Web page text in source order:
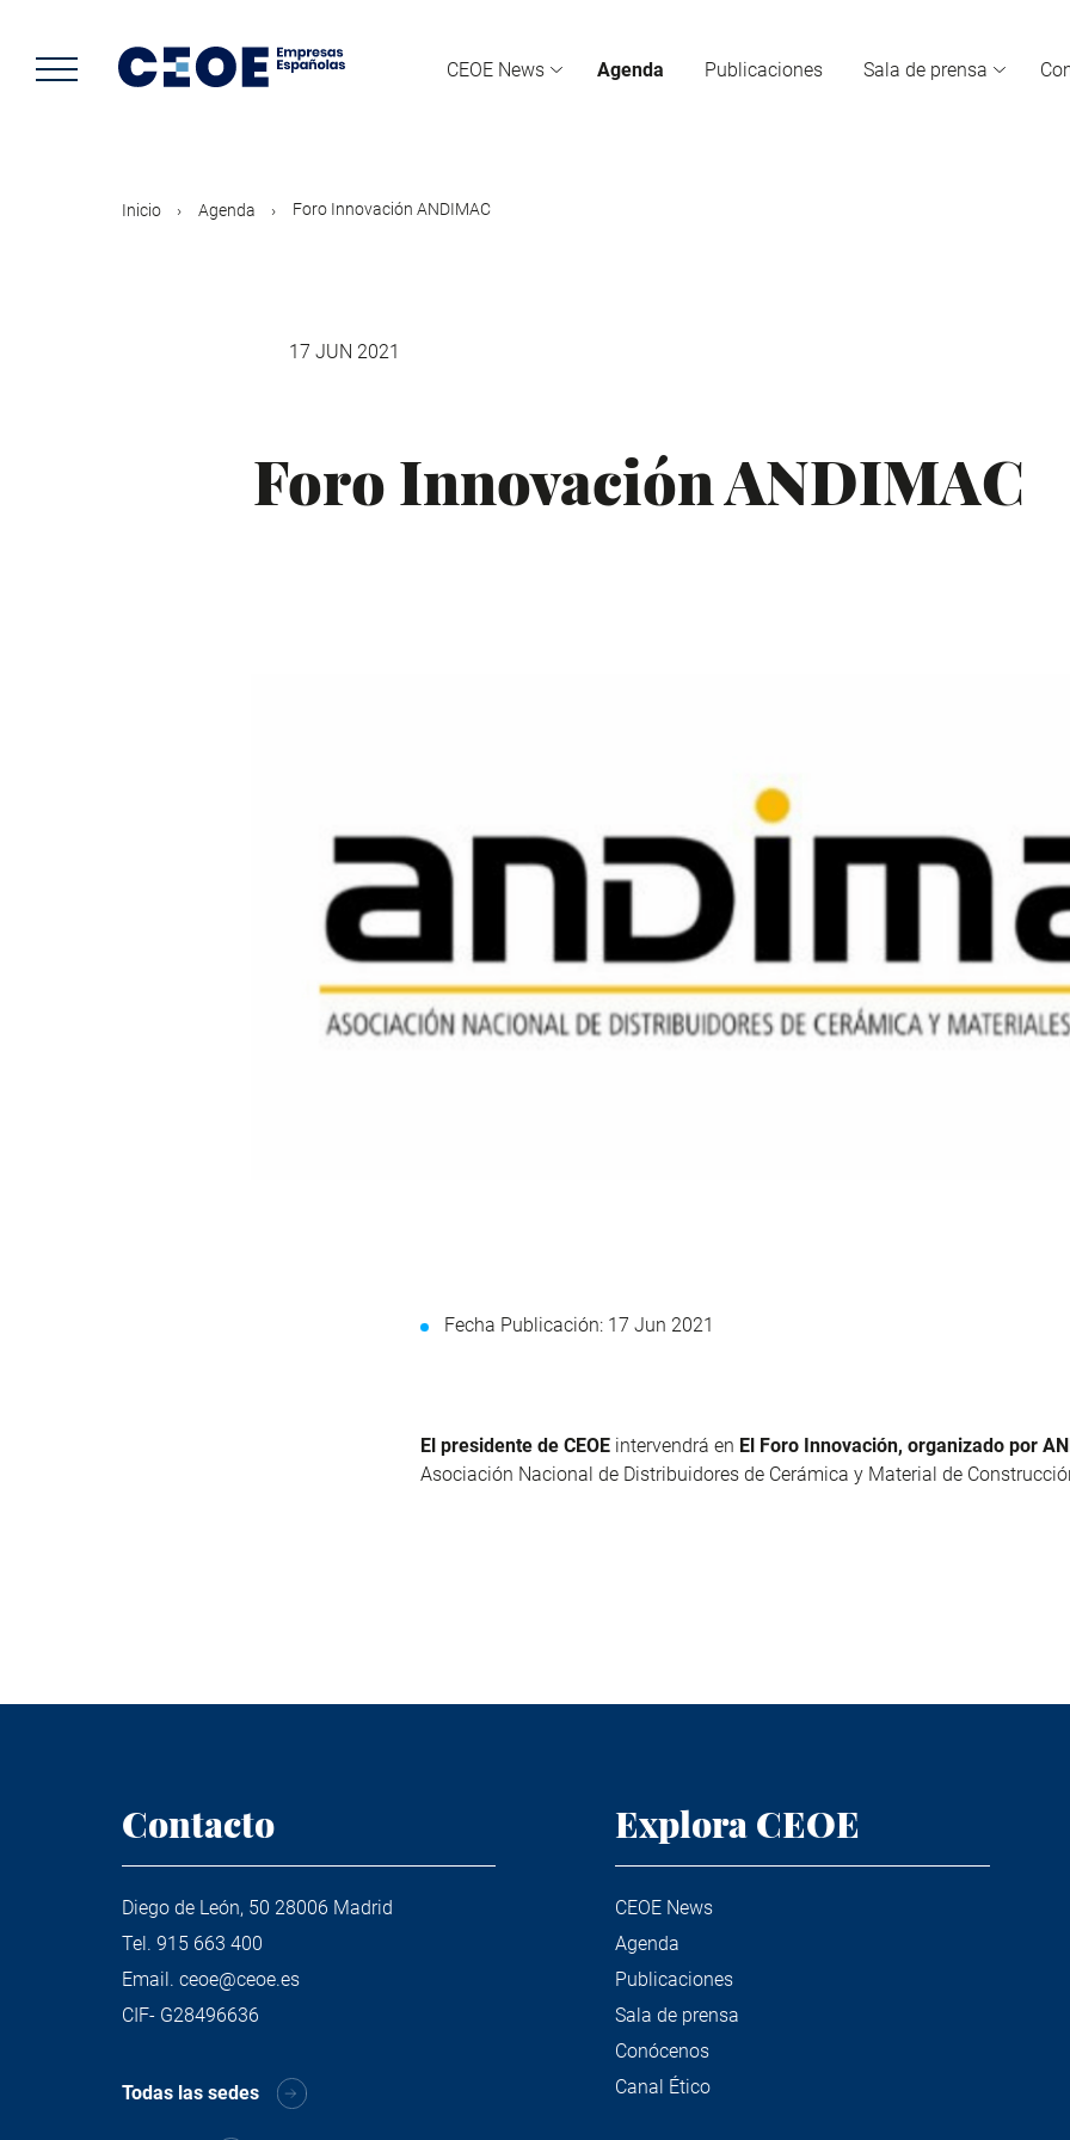
contenido
principal
CEOE News Agenda Publicaciones Sala de prensa
Inicio Agenda Foro Innovación ANDIMAC
17 JUN 2021
Foro Innovación ANDIMAC
Fecha Publicación: 17 Jun 2021
El presidente de CEOE intervendrá en El Foro Innovación, organizado por
Asociación Nacional de Distribuidores de Cerámica y Material de
Contacto
Diego de León, 50 28006 Madrid
Tel. 915 663 400
Email. ceoe@ceoe.es
CIF- G28496636
Todas las sedes
Explora CEOE
CEOE News
Agenda
Publicaciones
Sala de prensa
Conócenos
Canal Ético